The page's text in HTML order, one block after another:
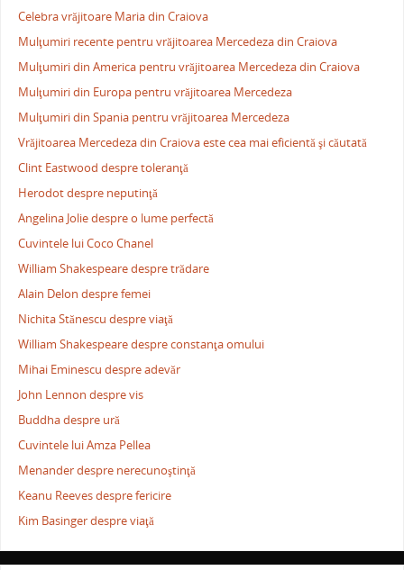
Celebra vrăjitoare Maria din Craiova
Mulţumiri recente pentru vrăjitoarea Mercedeza din Craiova
Mulţumiri din America pentru vrăjitoarea Mercedeza din Craiova
Mulţumiri din Europa pentru vrăjitoarea Mercedeza
Mulţumiri din Spania pentru vrăjitoarea Mercedeza
Vrăjitoarea Mercedeza din Craiova este cea mai eficientă şi căutată
Clint Eastwood despre toleranţă
Herodot despre neputinţă
Angelina Jolie despre o lume perfectă
Cuvintele lui Coco Chanel
William Shakespeare despre trădare
Alain Delon despre femei
Nichita Stănescu despre viaţă
William Shakespeare despre constanţa omului
Mihai Eminescu despre adevăr
John Lennon despre vis
Buddha despre ură
Cuvintele lui Amza Pellea
Menander despre nerecunoştinţă
Keanu Reeves despre fericire
Kim Basinger despre viaţă